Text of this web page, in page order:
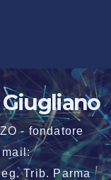
Giugliano
- fondatore
mail:
Trib. Parma